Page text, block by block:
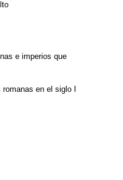
e imperios que
en el siglo I